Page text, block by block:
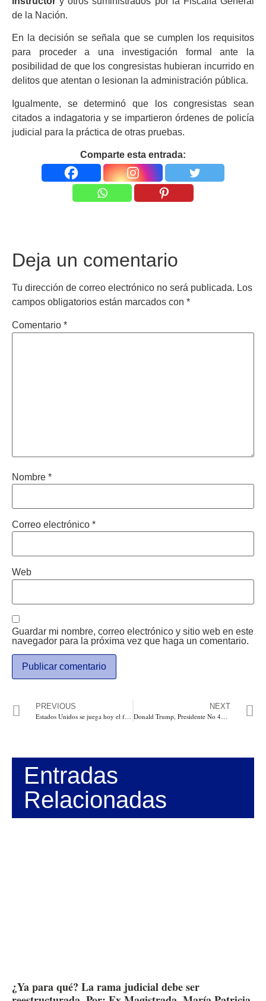
de la Nación.
En la decisión se señala que se cumplen los requisitos
para proceder a una investigación formal ante la
posibilidad de que los congresistas hubieran incurrido en
delitos que atentan o lesionan la administración pública.
Igualmente, se determinó que los congresistas sean
citados a indagatoria y se impartieron órdenes de policía
judicial para la práctica de otras pruebas.
Comparte esta entrada:
Deja un comentario
Tu dirección de correo electrónico no será publicada. Los
campos obligatorios están marcados con *
Comentario *
Nombre *
Correo electrónico *
Web
Guardar mi nombre, correo electrónico y sitio web en este
navegador para la próxima vez que haga un comentario.
PREVIOUS
Estados Unidos se juega hoy el futuro del mundo: O eligen a Donald Trump o se van a la debacle con Kamala Harris
NEXT
Donald Trump, Presidente No 47 de Estados Unidos: Estado de Pennsylvania definitivo en el histórico triunfo. Se hunde la agenda woke!
Entradas
Relacionadas
¿Ya para qué? La rama judicial debe ser